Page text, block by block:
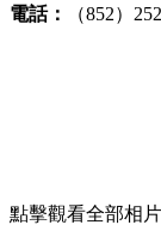
電話：
（852）
點擊觀看全部相